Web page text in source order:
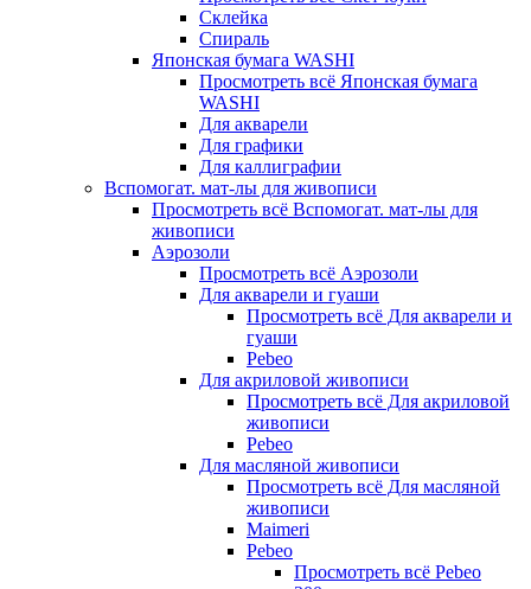
Склейка
Спираль
Японская бумага WASHI
Просмотреть всё Японская бумага
WASHI
Для акварели
Для графики
Для каллиграфии
Вспомогат. мат-лы для живописи
Просмотреть всё Вспомогат. мат-лы для
живописи
Аэрозоли
Просмотреть всё Аэрозоли
Для акварели и гуаши
Просмотреть всё Для акварели и
гуаши
Pebeo
Для акриловой живописи
Просмотреть всё Для акриловой
живописи
Pebeo
Для масляной живописи
Просмотреть всё Для масляной
живописи
Maimeri
Pebeo
Просмотреть всё Pebeo